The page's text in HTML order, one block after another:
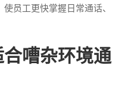
员工更快掌握日常通话、
嘈杂环境通